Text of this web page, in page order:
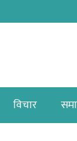
विचार